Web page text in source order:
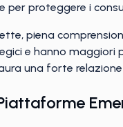
proteggere i
piena
e hanno maggiori
una forte